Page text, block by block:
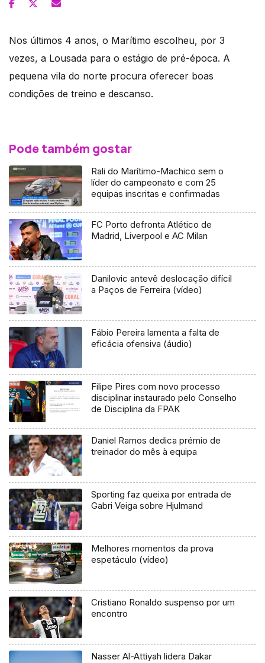
Nos últimos 4 anos, o Marítimo escolheu, por 3
vezes, a Lousada para o estágio de pré-época. A
pequena vila do norte procura oferecer boas
condições de treino e descanso.
Pode também gostar
Rali do Marítimo-Machico sem o
líder do campeonato e com 25
equipas inscritas e confirmadas
FC Porto defronta Atlético de
Madrid, Liverpool e AC Milan
Danilovic antevê deslocação difícil
a Paços de Ferreira (vídeo)
Fábio Pereira lamenta a falta de
eficácia ofensiva (áudio)
Filipe Pires com novo processo
disciplinar instaurado pelo Conselho
de Disciplina da FPAK
Daniel Ramos dedica prémio de
treinador do mês à equipa
Sporting faz queixa por entrada de
Gabri Veiga sobre Hjulmand
Melhores momentos da prova
espetáculo (vídeo)
Cristiano Ronaldo suspenso por um
encontro
Nasser Al-Attiyah lidera Dakar